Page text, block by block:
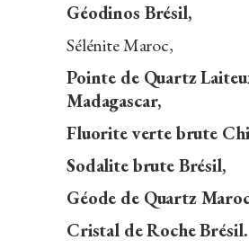
Géodinos Brésil,
Sélénite Maroc,
Pointe de Quartz
Madagascar,
Fluorite verte brute
Sodalite brute Brésil,
Géode de Quartz
Cristal de Roche Brésil.